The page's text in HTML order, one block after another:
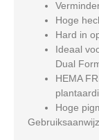
Hoge
Hard in
Ideaal
Dual
HEMA
Hoge